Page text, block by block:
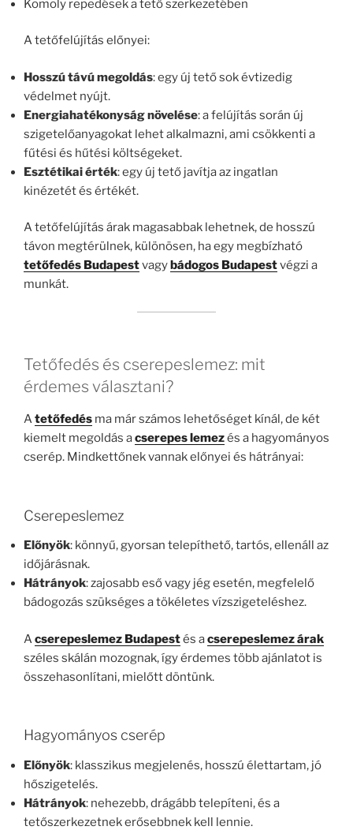
Komoly repedések a tető szerkezetében
A tetőfelújítás előnyei:
Hosszú távú megoldás: egy új tető sok évtizedig
védelmet nyújt.
Energiahatékonyság növelése: a felújítás során új
szigetelőanyagokat lehet alkalmazni, ami csökkenti a
fűtési és hűtési költségeket.
Esztétikai érték: egy új tető javítja az ingatlan
kinézetét és értékét.
A tetőfelújítás árak magasabbak lehetnek, de hosszú
távon megtérülnek, különösen, ha egy megbízható
tetőfedés Budapestvagy bádogos Budapestvégzi a
munkát.
Tetőfedés és cserepeslemez: mit
érdemes választani?
Atetőfedés ma már számos lehetőséget kínál, de két
kiemelt megoldás acserepes lemezés a hagyományos
cserép. Mindkettőnek vannak előnyei és hátrányai:
Cserepeslemez
Előnyök: könnyű, gyorsan telepíthető, tartós, ellenáll az
időjárásnak.
Hátrányok: zajosabb eső vagy jég esetén, megfelelő
bádogozás szükséges a tökéletes vízszigeteléshez.
Acserepeslemez Budapestés acserepeslemez árak
széles skálán mozognak, így érdemes több ajánlatot is
összehasonlítani, mielőtt döntünk.
Hagyományos cserép
Előnyök: klasszikus megjelenés, hosszú élettartam, jó
hőszigetelés.
Hátrányok: nehezebb, drágább telepíteni, és a
tetőszerkezetnek erősebbnek kell lennie.